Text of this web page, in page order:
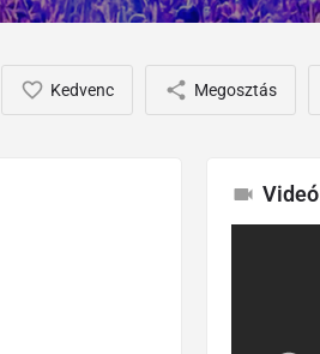
Kedvenc Megosztás
Videó